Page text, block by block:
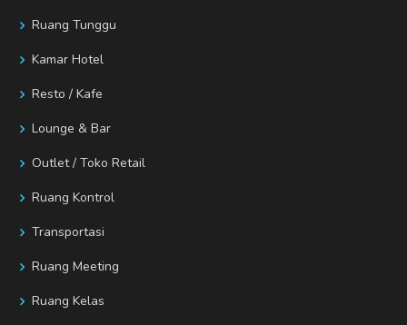
Ruang Tunggu
Kamar Hotel
Resto / Kafe
Lounge & Bar
Outlet / Toko Retail
Ruang Kontrol
Transportasi
Ruang Meeting
Ruang Kelas